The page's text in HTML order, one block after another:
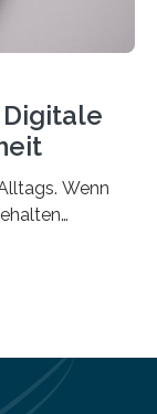
Wenn
Ausgaben
Alle
bereits in